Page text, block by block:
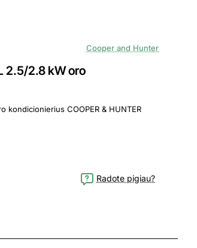
Cooper and Hunter
2.5/2.8 kW oro
& HUNTER
Radote pigiau?